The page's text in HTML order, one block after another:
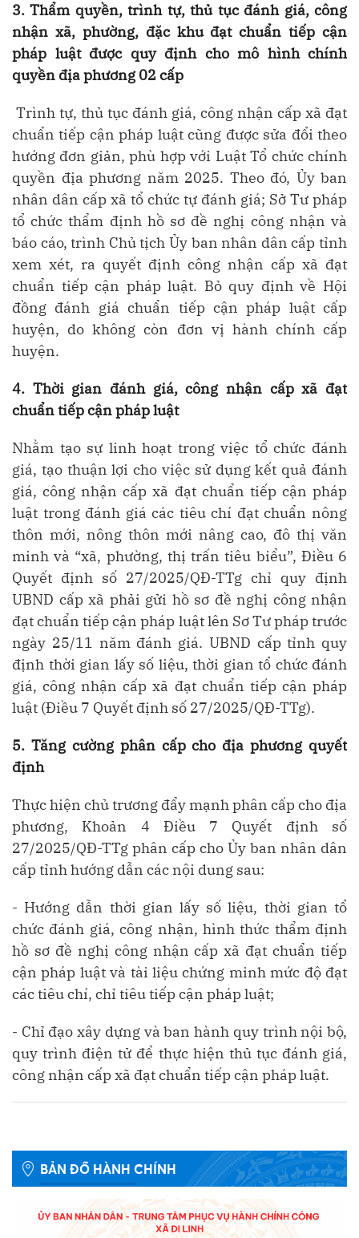
3. Thẩm quyền, trình tự, thủ tục đánh giá, công
nhận xã, phường, đặc khu đạt chuẩn tiếp cận
pháp luật được quy định cho mô hình chính
quyền địa phương 02 cấp
Trình tự, thủ tục đánh giá, công nhận cấp xã đạt
chuẩn tiếp cận pháp luật cũng được sửa đổi theo
hướng đơn giản, phù hợp với Luật Tổ chức chính
quyền địa phương năm 2025. Theo đó, Ủy ban
nhân dân cấp xã tổ chức tự đánh giá; Sở Tư pháp
tổ chức thẩm định hồ sơ đề nghị công nhận và
báo cáo, trình Chủ tịch Ủy ban nhân dân cấp tỉnh
xem xét, ra quyết định công nhận cấp xã đạt
chuẩn tiếp cận pháp luật. Bỏ quy định về Hội
đồng đánh giá chuẩn tiếp cận pháp luật cấp
huyện, do không còn đơn vị hành chính cấp
huyện.
4. Thời gian đánh giá, công nhận cấp xã đạt
chuẩn tiếp cận pháp luật
Nhằm tạo sự linh hoạt trong việc tổ chức đánh
giá, tạo thuận lợi cho việc sử dụng kết quả đánh
giá, công nhận cấp xã đạt chuẩn tiếp cận pháp
luật trong đánh giá các tiêu chí đạt chuẩn nông
thôn mới, nông thôn mới nâng cao, đô thị văn
minh và “xã, phường, thị trấn tiêu biểu”, Điều 6
Quyết định số 27/2025/QĐ-TTg chỉ quy định
UBND cấp xã phải gửi hồ sơ đề nghị công nhận
đạt chuẩn tiếp cận pháp luật lên Sơ Tư pháp trước
ngày 25/11 năm đánh giá. UBND cấp tỉnh quy
định thời gian lấy số liệu, thời gian tổ chức đánh
giá, công nhận cấp xã đạt chuẩn tiếp cận pháp
luật (Điều 7 Quyết định số 27/2025/QĐ-TTg).
5. Tăng cường phân cấp cho địa phương quyết
định
Thực hiện chủ trương đẩy mạnh phân cấp cho địa
phương, Khoản 4 Điều 7 Quyết định số
27/2025/QĐ-TTg phân cấp cho Ủy ban nhân dân
cấp tỉnh hướng dẫn các nội dung sau:
- Hướng dẫn thời gian lấy số liệu, thời gian tổ
chức đánh giá, công nhận, hình thức thẩm định
hồ sơ đề nghị công nhận cấp xã đạt chuẩn tiếp
cận pháp luật và tài liệu chứng minh mức độ đạt
các tiêu chí, chỉ tiêu tiếp cận pháp luật;
- Chỉ đạo xây dựng và ban hành quy trình nội bộ,
quy trình điện tử để thực hiện thủ tục đánh giá,
công nhận cấp xã đạt chuẩn tiếp cận pháp luật.
BẢN ĐỒ HÀNH CHÍNH